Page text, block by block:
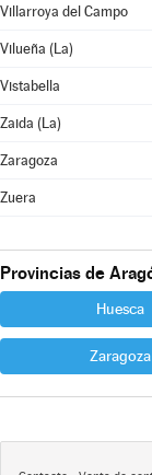
Villarroya del Campo
Vilueña (La)
Vistabella
Zaida (La)
Zaragoza
Zuera
Provincias de
Huesca
Zaragoza